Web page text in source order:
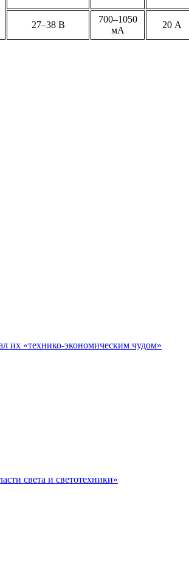
27–38 В
700–1050
мА
20 А
их «технико-экономическим чудом»
света и светотехники»